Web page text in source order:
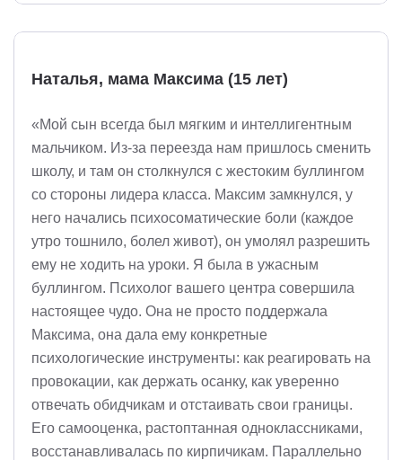
Наталья, мама Максима (15 лет)
«Мой сын всегда был мягким и интеллигентным
мальчиком. Из-за переезда нам пришлось сменить
школу, и там он столкнулся с жестоким буллингом
со стороны лидера класса. Максим замкнулся, у
него начались психосоматические боли (каждое
утро тошнило, болел живот), он умолял разрешить
ему не ходить на уроки. Я была в ужасным
буллингом. Психолог вашего центра совершила
настоящее чудо. Она не просто поддержала
Максима, она дала ему конкретные
психологические инструменты: как реагировать на
провокации, как держать осанку, как уверенно
отвечать обидчикам и отстаивать свои границы.
Его самооценка, растоптанная одноклассниками,
восстанавливалась по кирпичикам. Параллельно